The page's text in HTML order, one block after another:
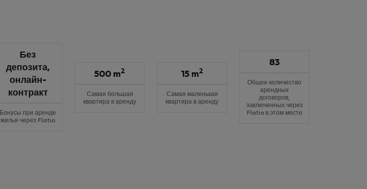
Бонусы при аренде
жилья через Flatio
Без
депозита,
онлайн-
контракт
Самая большая
квартира в аренду
500 m2
Самая маленькая
квартира в аренду
15 m2
Общее количество
арендных
договоров,
заключенных через
Flatio в этом месте
83